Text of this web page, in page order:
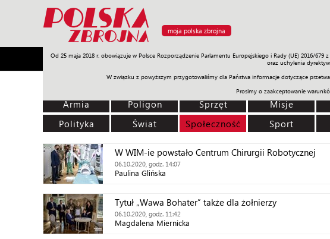
moja polska zbrojna
Od 25 maja 2018 r. obowiązuje w Polsce Rozporządzenie Parlamentu Europejskiego i Rady (UE) 2016/
oraz uchylenia
W związku z powyższym przygotowaliśmy dla Państwa informacje dotyczące
Prosimy o zaakceptowanie
Armia Poligon Sprzęt Misje Polityka Prawo Świat
Armia Poligon Sprzęt Misje
Polityka
Świat Społeczność Sport
W WIM-ie powstało Centrum Chirurgii Robotycznej
06.10.2020, godz. 14:07
Paulina Glińska
Tytuł „Wawa Bohater” także dla żołnierzy
06.10.2020, godz. 11:42
Magdalena Miernicka